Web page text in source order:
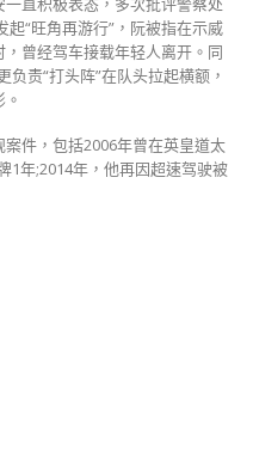
“旺角再游行”，阮被指在示威
曾经驾车接载年轻人离开。同
责“打头阵”在队头拉起横额，
件，包括2006年曾在英皇道太
1年;2014年，他再因超速驾驶被